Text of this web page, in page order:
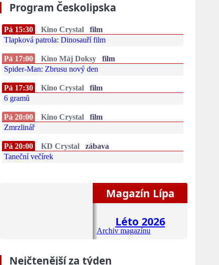
Program Českolipska
Pá 15:30 Kino Crystal
film
Tlapková patrola: Dinosauří film
Pá 17:00 Kino Máj Doksy
film
Spider-Man: Zbrusu nový den
Pá 17:30 Kino Crystal
film
6 gramů
Pá 20:00 Kino Crystal
film
Zmrzlinář
Pá 20:00 KD Crystal
zábava
Taneční večírek
Magazín Lípa
Léto 2026
Archiv magazínu
Nejčtenější za týden